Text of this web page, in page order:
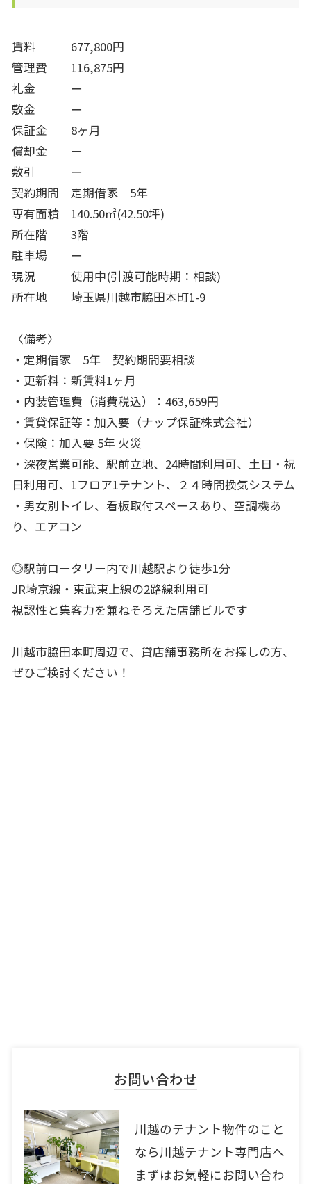
賃料 677,800円
管理費 116,875円
礼金 ー
敷金 ー
保証金 8ヶ月
償却金 ー
敷引 ー
契約期間 定期借家 5年
専有面積 140.50㎡(42.50坪)
所在階 3階
駐車場 ー
現況 使用中(引渡可能時期：相談)
所在地 埼玉県川越市脇田本町1-9
〈備考〉
・定期借家 5年 契約期間要相談
・更新料：新賃料1ヶ月
・内装管理費（消費税込）：463,659円
・賃貸保証等：加入要（ナップ保証株式会社）
・保険：加入要 5年 火災
・深夜営業可能、駅前立地、24時間利用可、土日・祝
日利用可、1フロア1テナント、２４時間換気システム
・男女別トイレ、看板取付スペースあり、空調機あ
り、エアコン
◎駅前ロータリー内で川越駅より徒歩1分
JR埼京線・東武東上線の2路線利用可
視認性と集客力を兼ねそろえた店舗ビルです
川越市脇田本町周辺で、 貸店舗事務所をお探しの方、
ぜひご検討ください！
お問い合わせ
川越のテナント物件のこと
なら川越テナント専門店へ
まずはお気軽にお問い合わ